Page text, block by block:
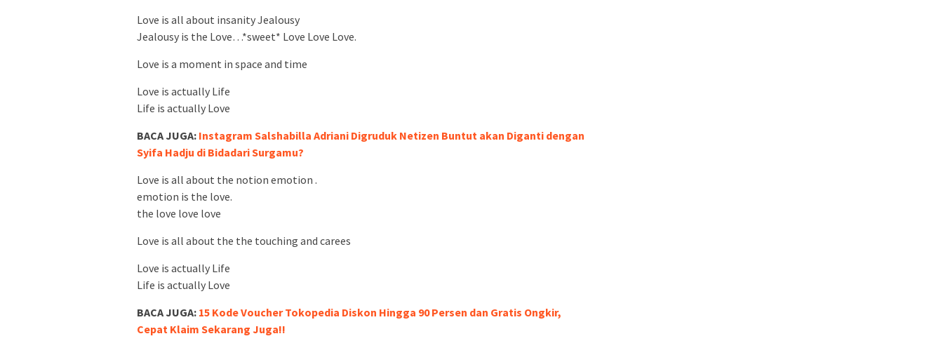
Love is all about insanity Jealousy
Jealousy is the Love…*sweet* Love Love Love.
Love is a moment in space and time
Love is actually Life
Life is actually Love
BACA JUGA: Instagram Salshabilla Adriani Digruduk Netizen Buntut akan Diganti dengan
Syifa Hadju di Bidadari Surgamu?
Love is all about the notion emotion .
emotion is the love.
the love love love
Love is all about the the touching and carees
Love is actually Life
Life is actually Love
BACA JUGA: 15 Kode Voucher Tokopedia Diskon Hingga 90 Persen dan Gratis Ongkir,
Cepat Klaim Sekarang Juga!!